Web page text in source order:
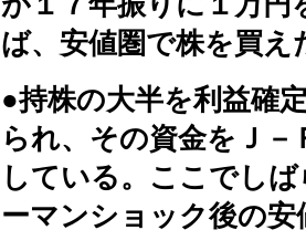
ば、安値圏で株を買え
●持株の大半を利益確
られ、その資金をＪ
している。ここでし
ーマンショック後の安